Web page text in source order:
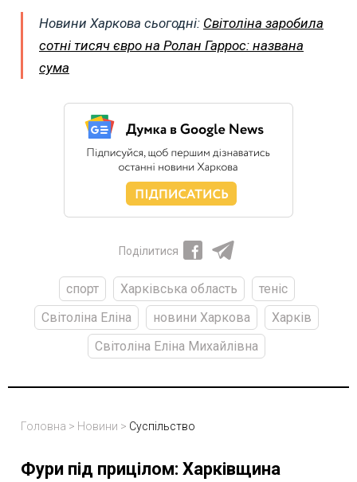
Новини Харкова сьогодні: Світоліна заробила
сотні тисяч євро на Ролан Гаррос: названа
сума
Поділитися
спорт Харківська область
теніс
Світоліна Еліна
новини Харкова
Харків
Світоліна Еліна Михайлівна
Головна > Новини > Суспільство
Фури під прицілом: Харківщина